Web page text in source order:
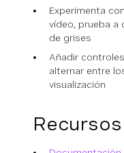
Experimenta
vídeo, prueba a
de grises
Añadir
alternar entre
visualización